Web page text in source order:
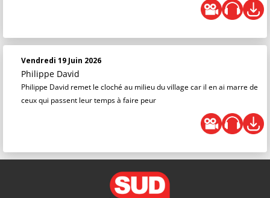
Vendredi 19 Juin 2026
Philippe David
Philippe David remet le cloché au milieu du village car il en ai marre de
ceux qui passent leur temps à faire peur